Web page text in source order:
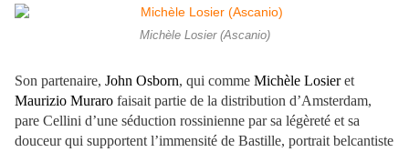
Michèle Losier (Ascanio)
Son partenaire, John Osborn, qui comme Michèle Losieret
Maurizio Muraro faisait partie de la distribution d’Amsterdam,
pare Cellini d’une séduction rossinienne par sa légèreté et sa
douceur qui supportent l’immensité de Bastille, portrait belcantiste